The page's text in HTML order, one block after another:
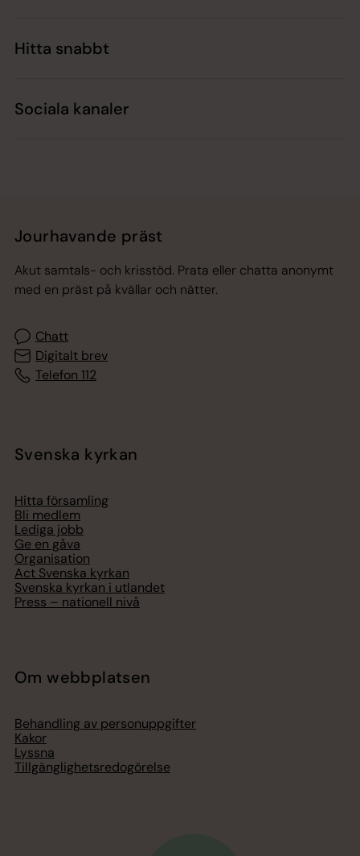
Hitta snabbt
Sociala kanaler
Jourhavande präst
Akut samtals- och krisstöd. Prata eller chatta anonymt
med en präst på kvällar och nätter.
Chatt
Digitalt brev
Telefon 112
Svenska kyrkan
Hitta församling
Bli medlem
Lediga jobb
Ge en gåva
Organisation
Act Svenska kyrkan
Svenska kyrkan i utlandet
Press – nationell nivå
Om webbplatsen
Behandling av personuppgifter
Kakor
Lyssna
Tillgänglighetsredogörelse